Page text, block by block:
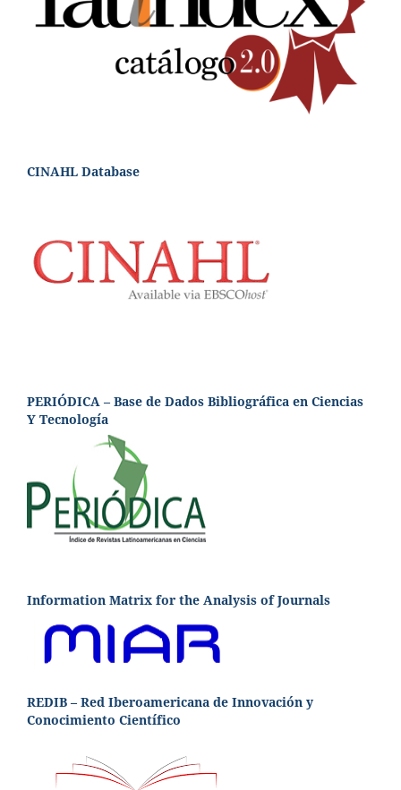
CINAHL Database
PERIÓDICA – Base de Dados Bibliográfica en Ciencias
Y Tecnología
Information Matrix for the Analysis of Journals
REDIB – Red Iberoamericana de Innovación y
Conocimiento Científico